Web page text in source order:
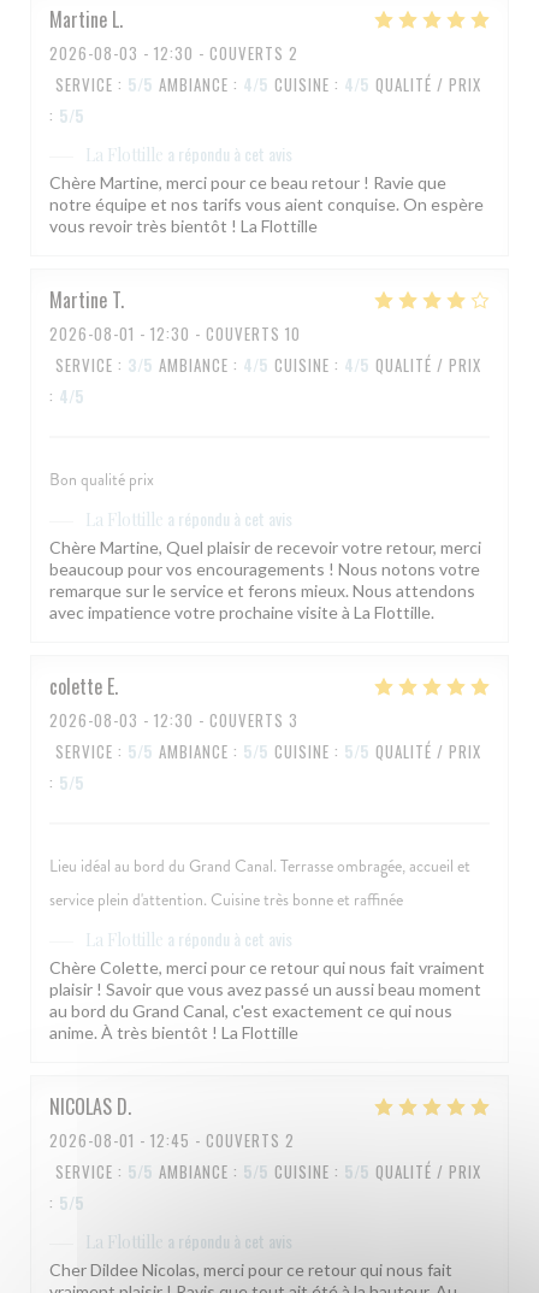
Martine L
2026-08-03 - 12:30 - COUVERTS 2
SERVICE : 5/5 AMBIANCE : 4/5 CUISINE : 4/5 QUALITÉ / PRIX
: 5/5
La Flottille a répondu à cet avis
Chère Martine, merci pour ce beau retour ! Ravie que
notre équipe et nos tarifs vous aient conquise. On espère
vous revoir très bientôt ! La Flottille
Martine T
2026-08-01 - 12:30 - COUVERTS 10
SERVICE : 3/5 AMBIANCE : 4/5 CUISINE : 4/5 QUALITÉ / PRIX
: 4/5
Bon qualité prix
La Flottille a répondu à cet avis
Chère Martine, Quel plaisir de recevoir votre retour, merci
beaucoup pour vos encouragements ! Nous notons votre
remarque sur le service et ferons mieux. Nous attendons
avec impatience votre prochaine visite à La Flottille.
colette E
2026-08-03 - 12:30 - COUVERTS 3
SERVICE : 5/5 AMBIANCE : 5/5 CUISINE : 5/5 QUALITÉ / PRIX
: 5/5
Lieu idéal au bord du Grand Canal. Terrasse ombragée, accueil et
service plein d'attention. Cuisine très bonne et raffinée
La Flottille a répondu à cet avis
Chère Colette, merci pour ce retour qui nous fait vraiment
plaisir ! Savoir que vous avez passé un aussi beau moment
au bord du Grand Canal, c'est exactement ce qui nous
anime. À très bientôt ! La Flottille
NICOLAS D
2026-08-01 - 12:45 - COUVERTS 2
SERVICE : 5/5 AMBIANCE : 5/5 CUISINE : 5/5 QUALITÉ / PRIX
: 5/5
La Flottille a répondu à cet avis
Cher Dildee Nicolas, merci pour ce retour qui nous fait